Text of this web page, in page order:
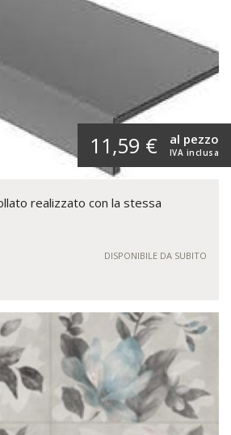
11,59 € IVA inclusa
al pezzo
realizzato con la stessa
DISPONIBILE DA SUBITO